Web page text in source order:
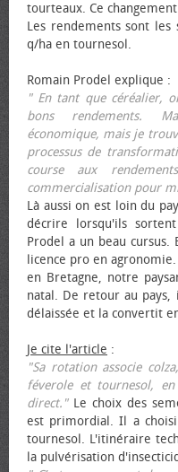
tourteaux. Ce
Les rendements sont
q/ha en tournesol.
Romain Prodel explique :
" En tant que céréalier,
bons rendements.
économique, mais je
processus de
course aux
commercialisation pour
Là aussi on est loin du
décrire lorsqu'ils
Prodel a un beau cursus.
licence pro en
en Bretagne, notre
natal. De retour au
délaissée et la convertit
Je cite l'article :
"Sa rotation associe
féverole et tournesol,
direct."Le choix des
est primordial. Il a choisi
tournesol. L'itinéraire
la pulvérisation